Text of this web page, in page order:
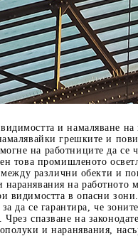
и намаляване
грешките и
на работниците да се
това промишленото
между различни обекти и
на работното
видимостта в опасни
да се гарантира, че
спазване на
и наранявания,